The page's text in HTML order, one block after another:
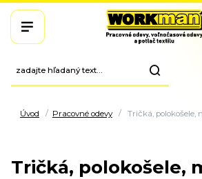
Úvod Pracovné odevy Tričká, polokošele,
Tričká, polokošele,